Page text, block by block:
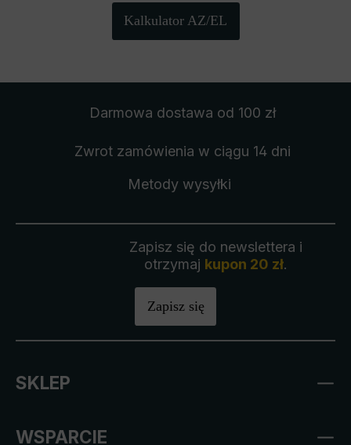
Kalkulator AZ/EL
Darmowa dostawa od 100 zł
Zwrot zamówienia w ciągu 14 dni
Metody wysyłki
Zapisz się do newslettera i
otrzymaj kupon 20 zł.
Zapisz się
SKLEP
WSPARCIE